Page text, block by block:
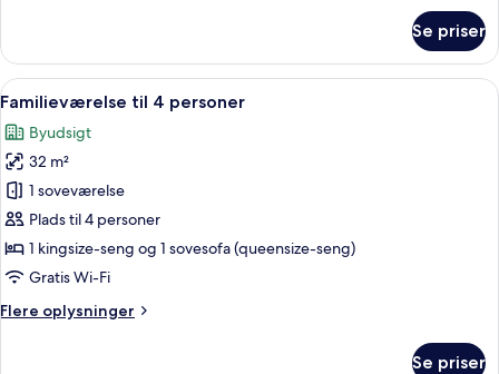
værelse
Se priser
Indlæs
alle
billeder
af
Familieværelse
til
4
personer
Et hotelværelse med en gul seng, et
6
Familieværelse til 4 personer
Byudsigt
32 m²
1 soveværelse
Plads til 4 personer
1 kingsize-seng og 1 sovesofa (queensize-seng)
Gratis Wi-Fi
Flere oplysninger
Flere
Se priser